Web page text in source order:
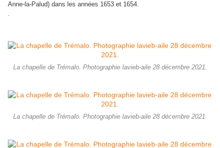
Anne-la-Palud) dans les années 1653 et 1654.
.
La chapelle de Trémalo. Photographie lavieb-aile 28 décembre 2021.
La chapelle de Trémalo. Photographie lavieb-aile 28 décembre 2021.